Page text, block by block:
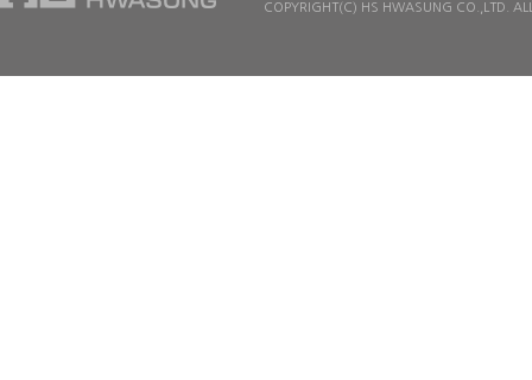
COPYRIGHT(C) HS HWASUNG CO.,LTD.